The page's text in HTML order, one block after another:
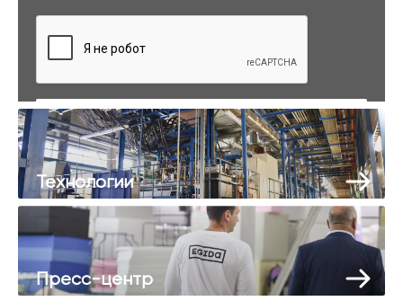
Заполняя данную форму вы даете свое согласие на обработку
персональных данных
Технологии
Пресс-центр